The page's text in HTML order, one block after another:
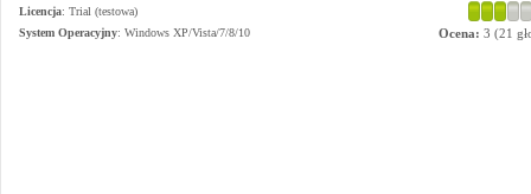
Licencja: Trial (testowa)
System Operacyjny: Windows XP/Vista/7/8/10 Ocena: 3 (21